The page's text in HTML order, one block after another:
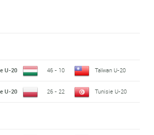
U-20 46 - 10 Taïwan U-20
U-20 26 - 22 Tunisie U-20